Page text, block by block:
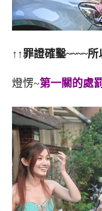
↑↑罪證確鑿~~~~
燈愣~第一關的處